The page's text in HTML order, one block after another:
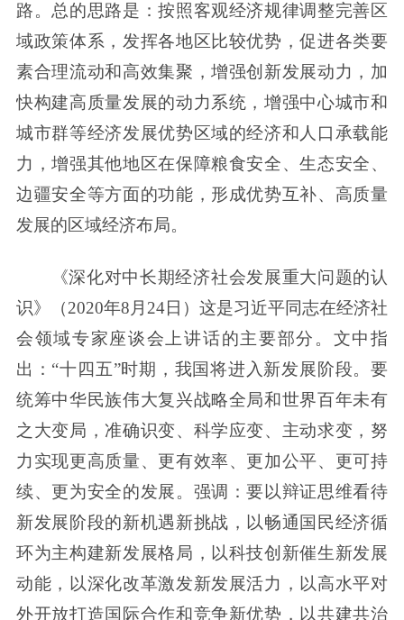
路。总的思路是：按照客观经济规律调整完善区
域政策体系，发挥各地区比较优势，促进各类要
素合理流动和高效集聚，增强创新发展动力，加
快构建高质量发展的动力系统，增强中心城市和
城市群等经济发展优势区域的经济和人口承载能
力，增强其他地区在保障粮食安全、生态安全、
边疆安全等方面的功能，形成优势互补、高质量
发展的区域经济布局。
《深化对中长期经济社会发展重大问题的认
识》（2020年8月24日）这是习近平同志在经济社
会领域专家座谈会上讲话的主要部分。文中指
出：“十四五”时期，我国将进入新发展阶段。要
统筹中华民族伟大复兴战略全局和世界百年未有
之大变局，准确识变、科学应变、主动求变，努
力实现更高质量、更有效率、更加公平、更可持
续、更为安全的发展。强调：要以辩证思维看待
新发展阶段的新机遇新挑战，以畅通国民经济循
环为主构建新发展格局，以科技创新催生新发展
动能，以深化改革激发新发展活力，以高水平对
外开放打造国际合作和竞争新优势，以共建共治